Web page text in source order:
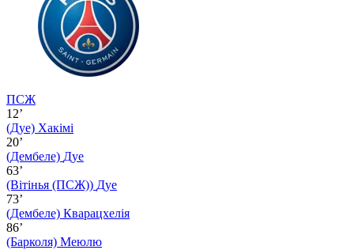
ПСЖ
12’
(Дуе) Хакімі
20’
(Дембеле) Дуе
63’
(Вітінья (ПСЖ)) Дуе
73’
(Дембеле) Кварацхелія
86’
(Барколя) Меюлю